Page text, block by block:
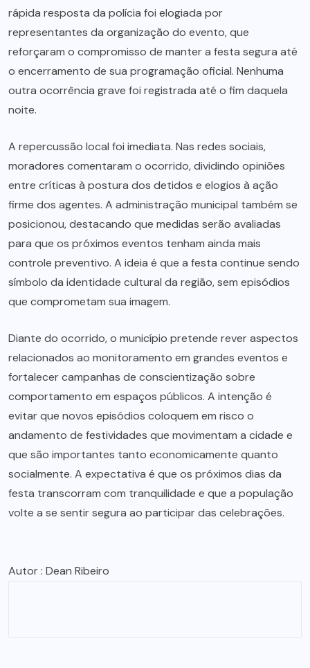
rápida resposta da polícia foi elogiada por
representantes da organização do evento, que
reforçaram o compromisso de manter a festa segura até
o encerramento de sua programação oficial. Nenhuma
outra ocorrência grave foi registrada até o fim daquela
noite.
A repercussão local foi imediata. Nas redes sociais,
moradores comentaram o ocorrido, dividindo opiniões
entre críticas à postura dos detidos e elogios à ação
firme dos agentes. A administração municipal também se
posicionou, destacando que medidas serão avaliadas
para que os próximos eventos tenham ainda mais
controle preventivo. A ideia é que a festa continue sendo
símbolo da identidade cultural da região, sem episódios
que comprometam sua imagem.
Diante do ocorrido, o município pretende rever aspectos
relacionados ao monitoramento em grandes eventos e
fortalecer campanhas de conscientização sobre
comportamento em espaços públicos. A intenção é
evitar que novos episódios coloquem em risco o
andamento de festividades que movimentam a cidade e
que são importantes tanto economicamente quanto
socialmente. A expectativa é que os próximos dias da
festa transcorram com tranquilidade e que a população
volte a se sentir segura ao participar das celebrações.
Autor : Dean Ribeiro